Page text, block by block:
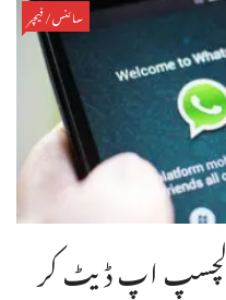
سائنس/فیچر
اپ ڈیٹ کر